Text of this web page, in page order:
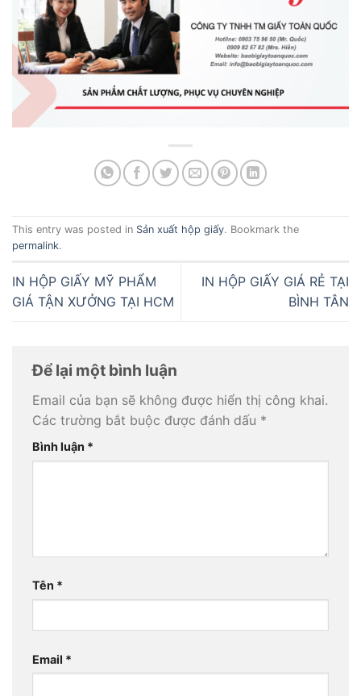
This entry was posted in Sản xuất hộp giấy. Bookmark the
permalink.
IN HỘP GIẤY MỸ PHẨM
GIÁ TẬN XƯỞNG TẠI HCM
IN HỘP GIẤY GIÁ RẺ TẠI
BÌNH TÂN
Để lại một bình luận
Email của bạn sẽ không được hiển thị công khai.
Các trường bắt buộc được đánh dấu *
Bình luận *
Tên *
Email *